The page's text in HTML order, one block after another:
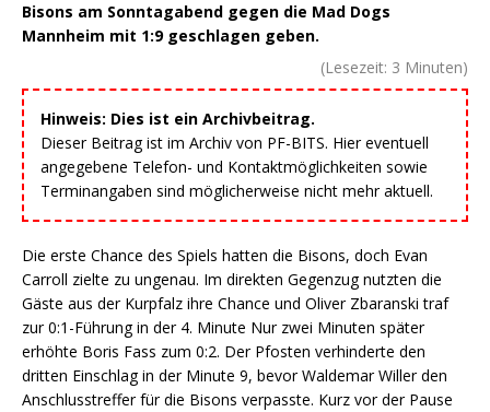
Bisons am Sonntagabend gegen die Mad Dogs
Mannheim mit 1:9 geschlagen geben.
(Lesezeit: 3 Minuten)
Hinweis: Dies ist ein Archivbeitrag.
Dieser Beitrag ist im Archiv von PF-BITS. Hier eventuell
angegebene Telefon- und Kontaktmöglichkeiten sowie
Terminangaben sind möglicherweise nicht mehr aktuell.
Die erste Chance des Spiels hatten die Bisons, doch Evan
Carroll zielte zu ungenau. Im direkten Gegenzug nutzten die
Gäste aus der Kurpfalz ihre Chance und Oliver Zbaranski traf
zur 0:1-Führung in der 4. Minute Nur zwei Minuten später
erhöhte Boris Fass zum 0:2. Der Pfosten verhinderte den
dritten Einschlag in der Minute 9, bevor Waldemar Willer den
Anschlusstreffer für die Bisons verpasste. Kurz vor der Pause